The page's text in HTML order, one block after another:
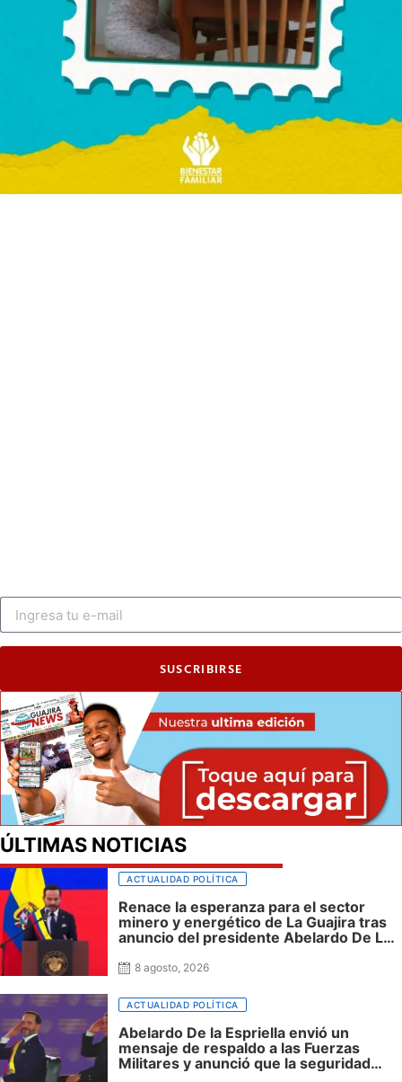
SUSCRIBIRSE
ÚLTIMAS NOTICIAS
ACTUALIDAD POLÍTICA
Renace la esperanza para el sector
minero y energético de La Guajira tras
anuncio del presidente Abelardo De La
8 agosto, 2026
ACTUALIDAD POLÍTICA
Abelardo De la Espriella envió un
mensaje de respaldo a las Fuerzas
Militares y anunció que la seguridad